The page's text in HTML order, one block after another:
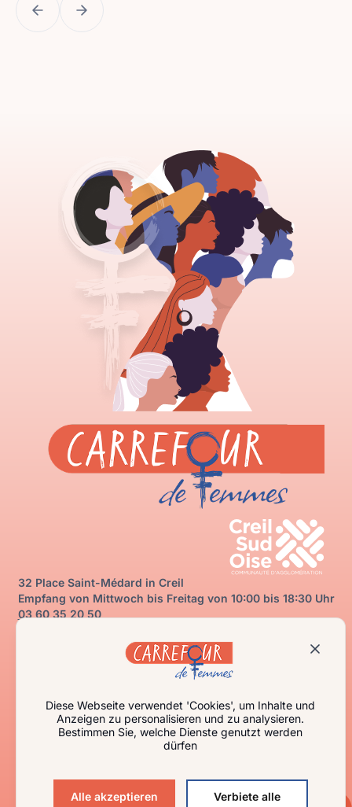
Wer sind wir?
Mit uns handeln
Beruflicher Bereich
Veranstaltungen
32 Place Saint-Médard in Creil
Empfang von Mittwoch bis Freitag von 10:00 bis 18:30 Uhr
03 60 35 20 50
Kontaktieren Sie uns
Diese Webseite verwendet 'Cookies', um Inhalte und
Anzeigen zu personalisieren und zu analysieren.
Bestimmen Sie, welche Dienste genutzt werden
dürfen
Alle akzeptieren
Verbiete alle